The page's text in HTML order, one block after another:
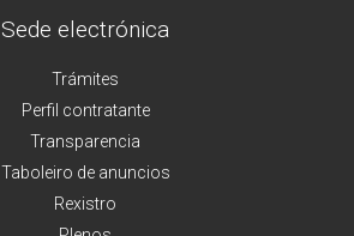
Sede electrónica
Trámites
Perfil contratante
Transparencia
Taboleiro de anuncios
Rexistro